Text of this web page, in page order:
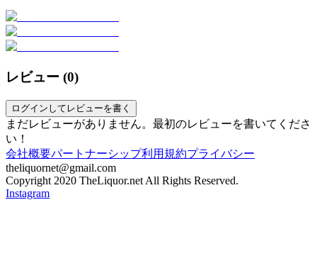
レビュー (0)
ログインしてレビューを書く
まだレビューがありません。最初のレビューを書いてくださ
い！
会社概要パートナーシップ利用規約プライバシー
theliquornet@gmail.com
Copyright 2020 TheLiquor.net All Rights Reserved.
Instagram